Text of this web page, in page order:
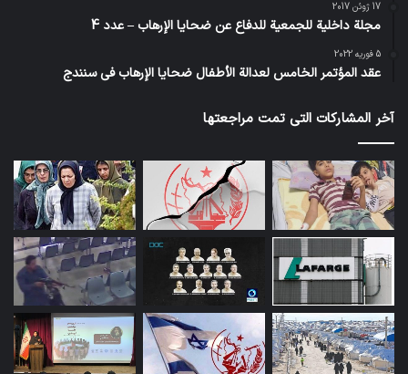
17 ژوئن 2017
مجلة داخلية للجمعية للدفاع عن ضحايا الإرهاب – عدد 4
5 فوریه 2022
عقد المؤتمر الخامس لعدالة الأطفال ضحايا الإرهاب في سنندج
آخر المشاركات التي تمت مراجعتها